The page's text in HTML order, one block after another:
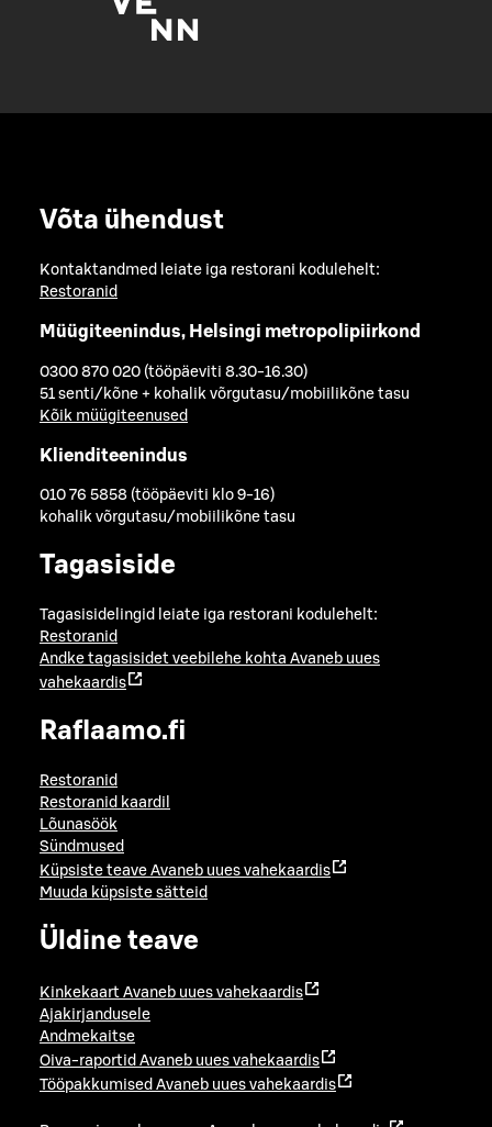
Võta ühendust
Kontaktandmed leiate iga restorani kodulehelt:
Restoranid
Müügiteenindus, Helsingi metropolipiirkond
0300 870 020 (tööpäeviti 8.30-16.30)
51 senti/kõne + kohalik võrgutasu/mobiilikõne tasu
Kõik müügiteenused
Klienditeenindus
010 76 5858 (tööpäeviti klo 9-16)
kohalik võrgutasu/mobiilikõne tasu
Tagasiside
Tagasisidelingid leiate iga restorani kodulehelt:
Restoranid
Andke tagasisidet veebilehe kohta Avaneb uues
vahekaardis
Raflaamo.fi
Restoranid
Restoranid kaardil
Lõunasöök
Sündmused
Küpsiste teave Avaneb uues vahekaardis
Muuda küpsiste sätteid
Üldine teave
Kinkekaart Avaneb uues vahekaardis
Ajakirjandusele
Andmekaitse
Oiva-raportid Avaneb uues vahekaardis
Tööpakkumised Avaneb uues vahekaardis